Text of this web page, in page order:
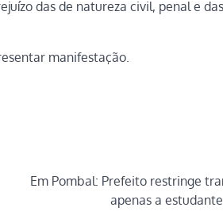
das de natureza civil, penal e
manifestação.
Em Pombal: Prefeito restringe
apenas a